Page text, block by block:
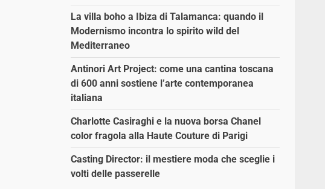
La villa boho a Ibiza di Talamanca: quando il
Modernismo incontra lo spirito wild del
Mediterraneo
Antinori Art Project: come una cantina toscana
di 600 anni sostiene l’arte contemporanea
italiana
Charlotte Casiraghi e la nuova borsa Chanel
color fragola alla Haute Couture di Parigi
Casting Director: il mestiere moda che sceglie i
volti delle passerelle